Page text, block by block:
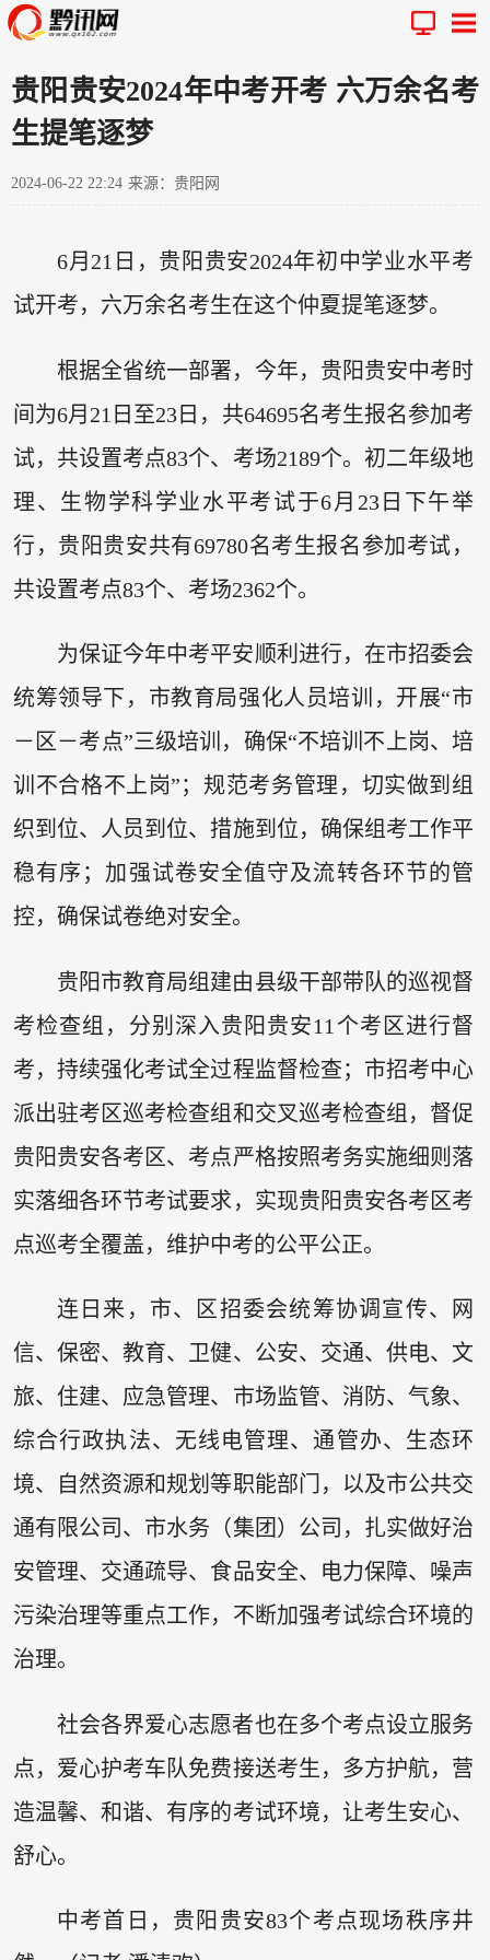
贵阳贵安2024年中考开考 六万余名考
生提笔逐梦
2024-06-22 22:24 来源：贵阳网
6月21日，贵阳贵安2024年初中学业水平考
试开考，六万余名考生在这个仲夏提笔逐梦。
根据全省统一部署，今年，贵阳贵安中考时
间为6月21日至23日，共64695名考生报名参加考
试，共设置考点83个、考场2189个。初二年级地
理、生物学科学业水平考试于6月23日下午举
行，贵阳贵安共有69780名考生报名参加考试，
共设置考点83个、考场2362个。
为保证今年中考平安顺利进行，在市招委会
统筹领导下，市教育局强化人员培训，开展“市
－区－考点”三级培训，确保“不培训不上岗、培
训不合格不上岗”；规范考务管理，切实做到组
织到位、人员到位、措施到位，确保组考工作平
稳有序；加强试卷安全值守及流转各环节的管
控，确保试卷绝对安全。
贵阳市教育局组建由县级干部带队的巡视督
考检查组，分别深入贵阳贵安11个考区进行督
考，持续强化考试全过程监督检查；市招考中心
派出驻考区巡考检查组和交叉巡考检查组，督促
贵阳贵安各考区、考点严格按照考务实施细则落
实落细各环节考试要求，实现贵阳贵安各考区考
点巡考全覆盖，维护中考的公平公正。
连日来，市、区招委会统筹协调宣传、网
信、保密、教育、卫健、公安、交通、供电、文
旅、住建、应急管理、市场监管、消防、气象、
综合行政执法、无线电管理、通管办、生态环
境、自然资源和规划等职能部门，以及市公共交
通有限公司、市水务（集团）公司，扎实做好治
安管理、交通疏导、食品安全、电力保障、噪声
污染治理等重点工作，不断加强考试综合环境的
治理。
社会各界爱心志愿者也在多个考点设立服务
点，爱心护考车队免费接送考生，多方护航，营
造温馨、和谐、有序的考试环境，让考生安心、
舒心。
中考首日，贵阳贵安83个考点现场秩序井